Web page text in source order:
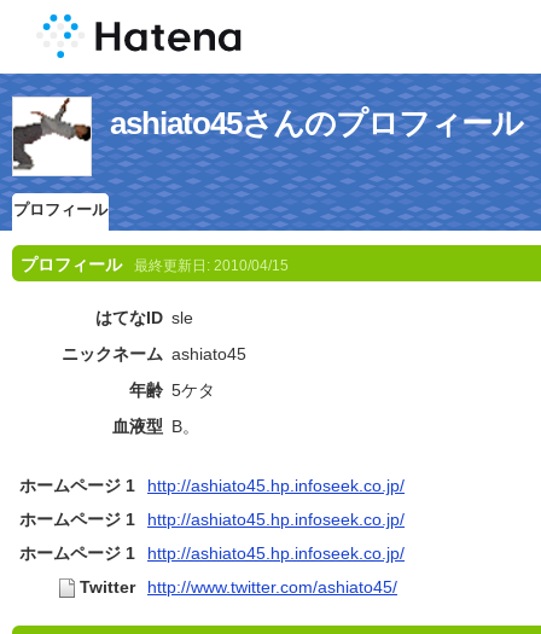
ashiato45さんのプロフィール
プロフィール
プロフィール 最終更新日: 2010/04/15
はてなID sle
ニックネーム ashiato45
年齢 5ケタ
血液型 B。
ホームページ 1
http://ashiato45.hp.infoseek.co.jp/
ホームページ 1
http://ashiato45.hp.infoseek.co.jp/
ホームページ 1
http://ashiato45.hp.infoseek.co.jp/
Twitter
http://www.twitter.com/ashiato45/